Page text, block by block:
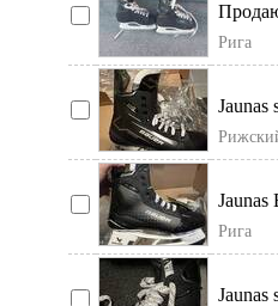
150,
Рига
Jaunas
Jaunas
Рига
Jaunas